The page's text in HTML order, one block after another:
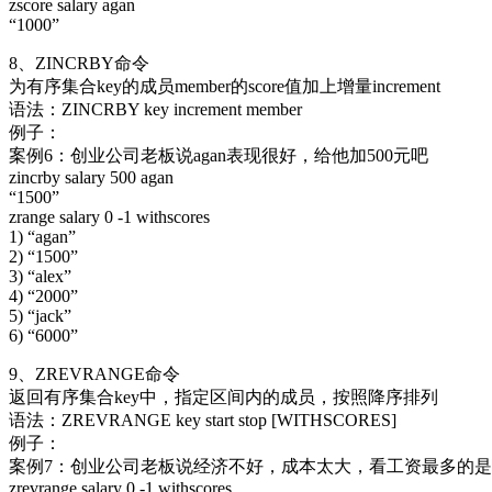
zscore salary agan
“1000”
8、ZINCRBY命令
为有序集合key的成员member的score值加上增量increment
语法：ZINCRBY key increment member
例子：
案例6：创业公司老板说agan表现很好，给他加500元吧
zincrby salary 500 agan
“1500”
zrange salary 0 -1 withscores
1) “agan”
2) “1500”
3) “alex”
4) “2000”
5) “jack”
6) “6000”
9、ZREVRANGE命令
返回有序集合key中，指定区间内的成员，按照降序排列
语法：ZREVRANGE key start stop [WITHSCORES]
例子：
案例7：创业公司老板说经济不好，成本太大，看工资最多的
zrevrange salary 0 -1 withscores